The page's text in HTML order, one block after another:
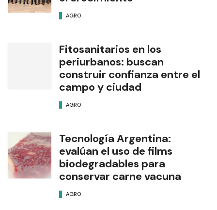
AGRO
Fitosanitarios en los
periurbanos: buscan
construir confianza entre el
campo y ciudad
AGRO
Tecnología Argentina:
evalúan el uso de films
biodegradables para
conservar carne vacuna
AGRO